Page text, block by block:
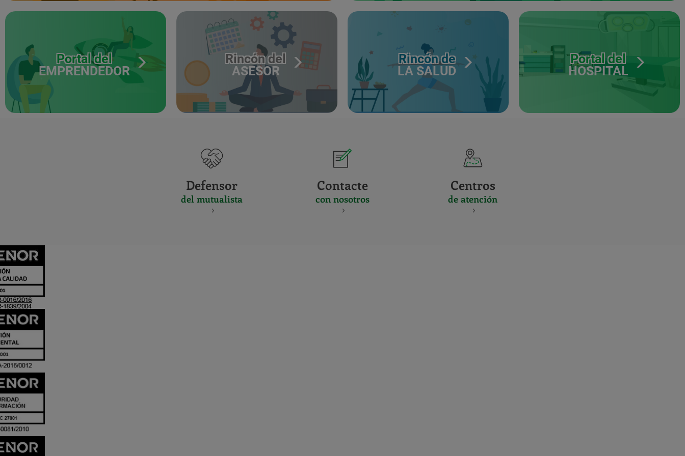
Portal del
EMPRENDEDOR
Rincón del
ASESOR
Rincón de
LA SALUD
Portal del
HOSPITAL
Defensor
del mutualista
Contacte
con nosotros
Centros
de atención